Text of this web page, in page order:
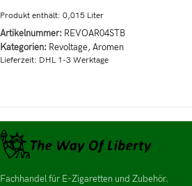
Produkt enthält: 0,015 Liter
Artikelnummer: REVOAR04STB
Kategorien: Revoltage,Aromen
Lieferzeit: DHL 1-3 Werktage
Fachhandel für E-Zigaretten und Zubehör.